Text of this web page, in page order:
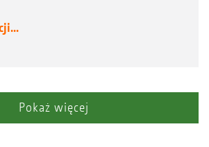
Pokaż więcej